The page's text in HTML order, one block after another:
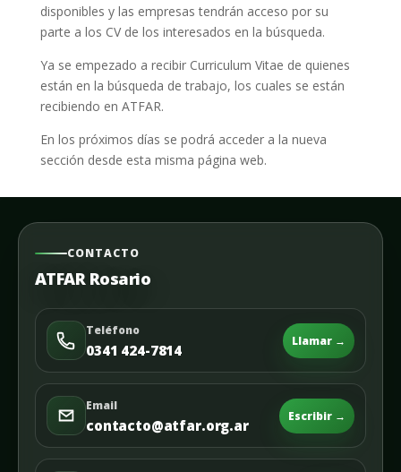
disponibles y las empresas tendrán acceso por su
parte a los CV de los interesados en la búsqueda.
Ya se empezado a recibir Curriculum Vitae de quienes
están en la búsqueda de trabajo, los cuales se están
recibiendo en ATFAR.
En los próximos días se podrá acceder a la nueva
sección desde esta misma página web.
CONTACTO
ATFAR Rosario
Teléfono
0341 424-7814
Llamar →
Email
contacto@atfar.org.ar
Escribir →